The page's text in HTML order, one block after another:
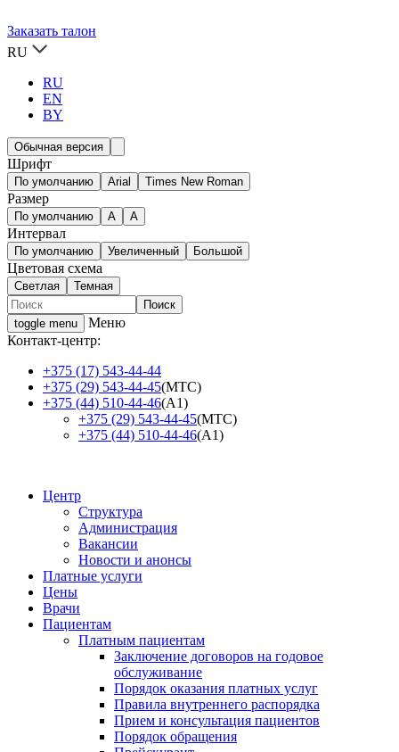
Заказать талон
RU
RU
EN
BY
Обычная версия
Шрифт
По умолчанию Arial Times New Roman
Размер
По умолчанию A A
Интервал
По умолчанию Увеличенный Большой
Цветовая схема
Светлая Темная
toggle menu
Меню
Контакт-центр:
+375 (17) 543-44-44
+375 (29) 543-44-45(МТС)
+375 (44) 510-44-46(А1)
+375 (29) 543-44-45(МТС)
+375 (44) 510-44-46(А1)
Центр
Структура
Администрация
Вакансии
Новости и анонсы
Платные услуги
Цены
Врачи
Пациентам
Платным пациентам
Заключение договоров на годовое
обслуживание
Порядок оказания платных услуг
Правила внутреннего распорядка
Прием и консультация пациентов
Порядок обращения